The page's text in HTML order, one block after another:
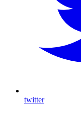
twitter